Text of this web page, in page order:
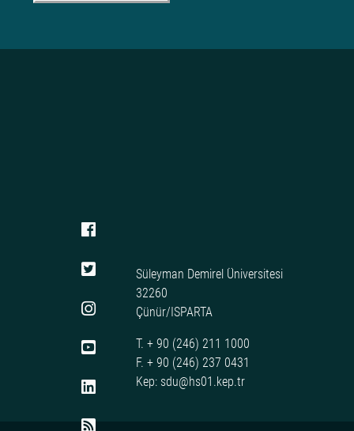
Süleyman Demirel Üniversitesi
32260
Çünür/ISPARTA
T. + 90 (246) 211 1000
F. + 90 (246) 237 0431
Kep: sdu@hs01.kep.tr